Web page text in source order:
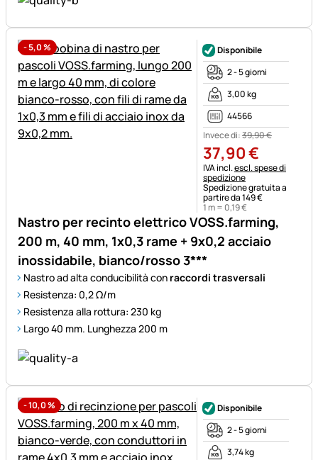
-5,0%
Nastro per recinto elettrico VOSS.farming,
200 m, 40 mm, 1x0,3 rame + 9x0,2 acciaio
inossidabile, bianco/rosso 3***
Nastro ad alta conducibilità con raccordi trasversali
Resistenza: 0,2 Ω/m
Resistenza alla rottura: 230 kg
Largo 40 mm. Lunghezza 200 m
Disponibile
2 - 5 giorni
3,00 kg
44566
Invece di:39,90€
37,90€
Informazioni fiscali:
IVA incl.escl. spese di
spedizione
Spedizione gratuita a
partire da 149 €
1 m = 0,19€
-10,0%
Disponibile
2 - 5 giorni
3,74 kg